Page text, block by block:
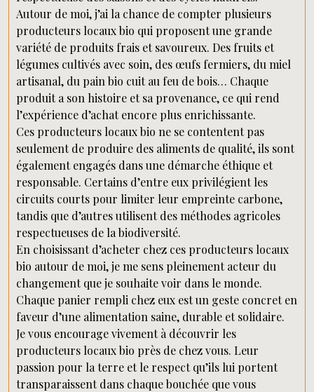
Autour de moi, j’ai la chance de compter plusieurs
producteurs locaux bio qui proposent une grande
variété de produits frais et savoureux. Des fruits et
légumes cultivés avec soin, des œufs fermiers, du miel
artisanal, du pain bio cuit au feu de bois… Chaque
produit a son histoire et sa provenance, ce qui rend
l’expérience d’achat encore plus enrichissante.
Ces producteurs locaux bio ne se contentent pas
seulement de produire des aliments de qualité, ils sont
également engagés dans une démarche éthique et
responsable. Certains d’entre eux privilégient les
circuits courts pour limiter leur empreinte carbone,
tandis que d’autres utilisent des méthodes agricoles
respectueuses de la biodiversité.
En choisissant d’acheter chez ces producteurs locaux
bio autour de moi, je me sens pleinement acteur du
changement que je souhaite voir dans le monde.
Chaque panier rempli chez eux est un geste concret en
faveur d’une alimentation saine, durable et solidaire.
Je vous encourage vivement à découvrir les
producteurs locaux bio près de chez vous. Leur
passion pour la terre et le respect qu’ils lui portent
transparaissent dans chaque bouchée que vous